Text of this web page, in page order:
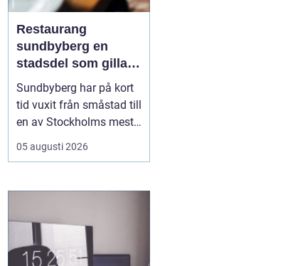
Restaurang
sundbyberg en
stadsdel som gillar
mat, sport och
spontana möten
Sundbyberg har på kort
tid vuxit från småstad till
en av Stockholms mest
levande knutpunkter.
Med nya bostäder,
kommunikationer har
tagit fart. Här blandas
kvarterskrogar, trendiga
bistron och sportbarer
05 augusti 2026